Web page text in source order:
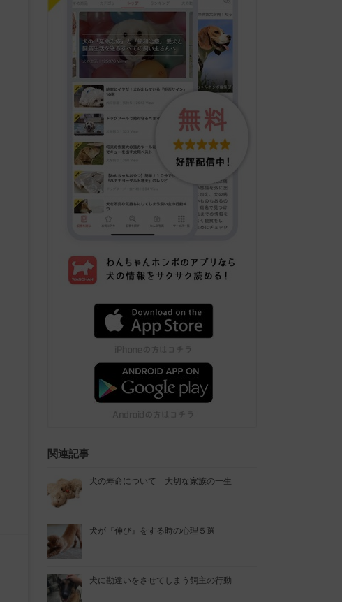
関連記事
犬の寿命について 大切な家族の一生
犬が『伸び』をする時の心理５選
犬に勘違いをさせてしまう飼主の行動